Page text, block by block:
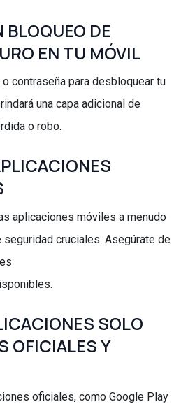
DE
EN TU MÓVIL
contraseña para desbloquear tu
una capa adicional de
o robo.
aplicaciones móviles a menudo
cruciales. Asegúrate de
SOLO
OFICIALES Y
oficiales, como Google Play